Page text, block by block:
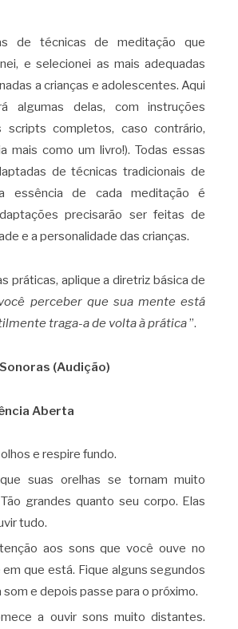
de técnicas de meditação que
e selecionei as mais adequadas
a crianças e adolescentes. Aqui
algumas delas, com instruções
scripts completos, caso contrário,
mais como um livro!). Todas essas
de técnicas tradicionais de
essência de cada meditação é
precisarão ser feitas de
e a personalidade das crianças.
práticas, aplique a diretriz básica de
perceber que sua mente está
traga-a de volta à prática”.
(Audição)
Aberta
e respire fundo.
que suas orelhas se tornam muito
grandes quanto seu corpo. Elas
tudo.
aos sons que você ouve no
que está. Fique alguns segundos
som e depois passe para o próximo.
a ouvir sons muito distantes.